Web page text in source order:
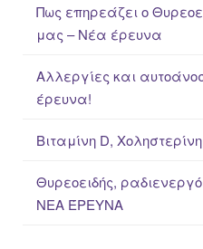
Πως επηρεάζει ο
μας – Νέα έρευνα
Αλλεργίες και
έρευνα!
Βιταμίνη D,
Θυρεοειδής,
ΝΕΑ ΈΡΕΥΝΑ